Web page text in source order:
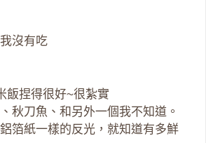
沒有吃
飯捏得很好~很紮實
秋刀魚、和另外一個我不知道。
箔紙一樣的反光，就知道有多鮮